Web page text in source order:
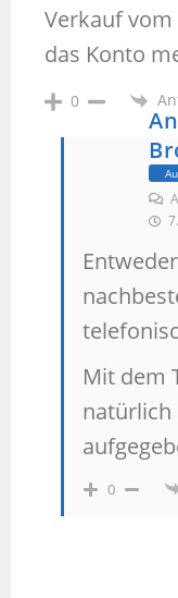
Verkauf
das Konto
0
Mit dem
natürlich
0